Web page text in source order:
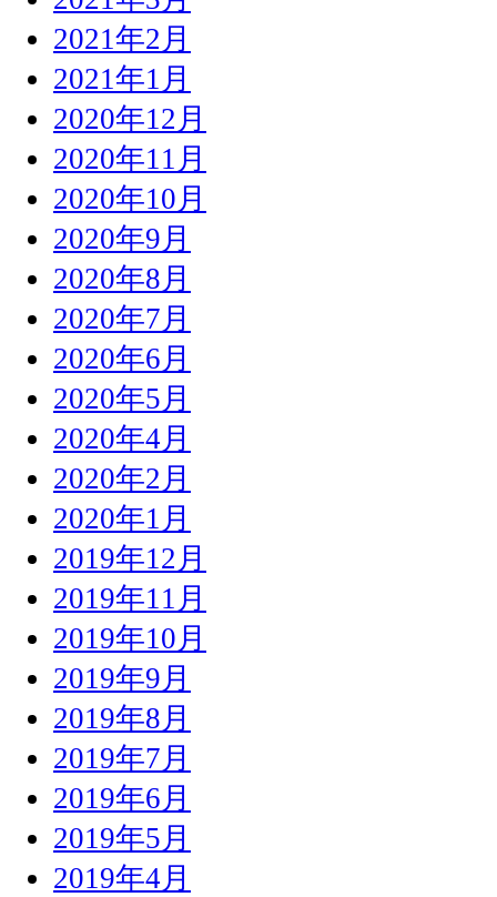
2021年2月
2021年1月
2020年12月
2020年11月
2020年10月
2020年9月
2020年8月
2020年7月
2020年6月
2020年5月
2020年4月
2020年2月
2020年1月
2019年12月
2019年11月
2019年10月
2019年9月
2019年8月
2019年7月
2019年6月
2019年5月
2019年4月